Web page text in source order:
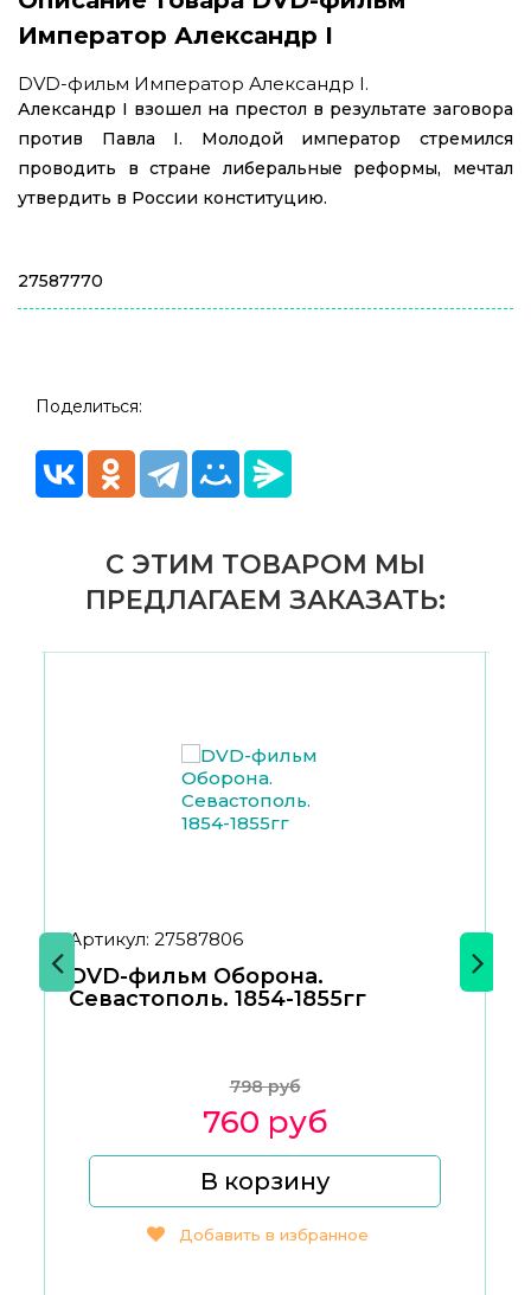
Император Александр I
DVD-фильм Император Александр I.
Александр I взошел на престол в результате заговора
против Павла I. Молодой император стремился
проводить в стране либеральные реформы, мечтал
утвердить в России конституцию.
27587770
Поделиться:
С ЭТИМ ТОВАРОМ МЫ
ПРЕДЛАГАЕМ ЗАКАЗАТЬ:
Артикул: 27587806
DVD-фильм Оборона.
Севастополь. 1854-1855гг
798 руб
760 руб
В корзину
Добавить в избранное